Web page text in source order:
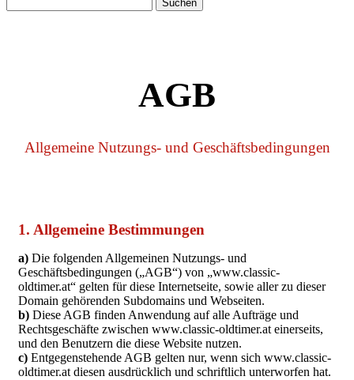
nach:
AGB
Allgemeine Nutzungs- und Geschäftsbedingungen
1. Allgemeine Bestimmungen
a) Die folgenden Allgemeinen Nutzungs- und
Geschäftsbedingungen („AGB“) von „www.classic-
oldtimer.at“ gelten für diese Internetseite, sowie aller zu dieser
Domain gehörenden Subdomains und Webseiten.
b) Diese AGB finden Anwendung auf alle Aufträge und
Rechtsgeschäfte zwischen www.classic-oldtimer.at einerseits,
und den Benutzern die diese Website nutzen.
c) Entgegenstehende AGB gelten nur, wenn sich www.classic-
oldtimer.at diesen ausdrücklich und schriftlich unterworfen hat.